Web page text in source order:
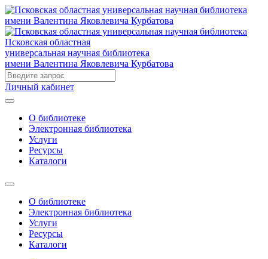
Псковская областная
универсальная научная библиотека
имени Валентина Яковлевича Курбатова
Личный кабинет
О библиотеке
Электронная библиотека
Услуги
Ресурсы
Каталоги
О библиотеке
Электронная библиотека
Услуги
Ресурсы
Каталоги